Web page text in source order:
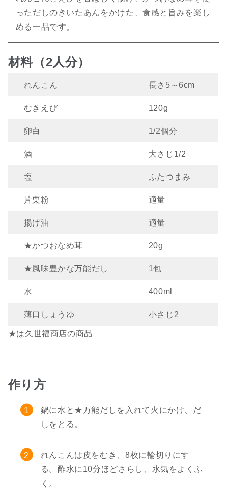
っただしのきいたあんをかけた、食感と旨みを楽し
める一品です。
材料（2人分）
れんこん 長さ5～6cm
むきえび 120g
卵白 1/2個分
酒 大さじ1/2
塩 ふたつまみ
片栗粉 適量
揚げ油 適量
★かつおなめ茸 20g
★風味豊かな万能だし 1包
水 400ml
薄口しょうゆ 小さじ2
★は久世福商店の商品
作り方
鍋に水と★万能だしを入れて火にかけ、だ
しをとる。
れんこんは皮をむき、8枚に輪切りにす
る。酢水に10分ほどさらし、水気をよくふ
く。